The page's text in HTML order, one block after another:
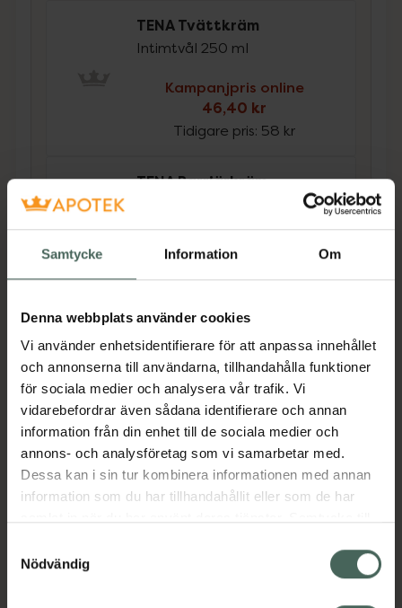
Samtycke Information Om
Denna webbplats använder cookies
Vi använder enhetsidentifierare för att anpassa innehållet
och annonserna till användarna, tillhandahålla funktioner
för sociala medier och analysera vår trafik. Vi
vidarebefordrar även sådana identifierare och annan
information från din enhet till de sociala medier och
annons- och analysföretag som vi samarbetar med.
Dessa kan i sin tur kombinera informationen med annan
information som du har tillhandahållit eller som de har
återkalla ditt samtycke via webbplatsens
cookieinställningar. Ett återkallat samtycke påverkar inte
lagligheten av behandling som skett innan återkallelsen.
Nödvändig
TENA Tvättkräm
Intimtvål 250 ml
Kampanjpris online
46,40 kr
Tidigare pris: 58 kr
TENA Barriärkräm
Oparfymerad barriärkräm
150 ml
Kampanjpris online
44,80 kr
Tidigare pris:
Köp båda för:91,20 kr
Köp båda
Beskrivning Dölj
TENA Tvättkräm är ett milt alternativ till tvål
och vatten som rengör, återställer och
skyddar den känsligaste huden. Inget behov
att skölja med vatten. Idealisk vid intimhygien